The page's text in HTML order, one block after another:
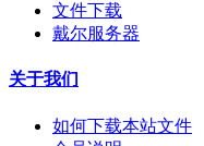
文件下载
戴尔服务器
关于我们
如何下载本站文件